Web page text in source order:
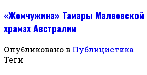
«Жемчужина» Тамары
храмах Австралии
Опубликовано в Публицистика
Теги